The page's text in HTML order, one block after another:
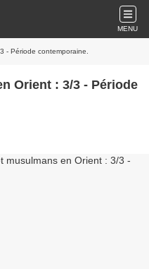
MENU
- Période contemporaine.
Orient : 3/3 - Période